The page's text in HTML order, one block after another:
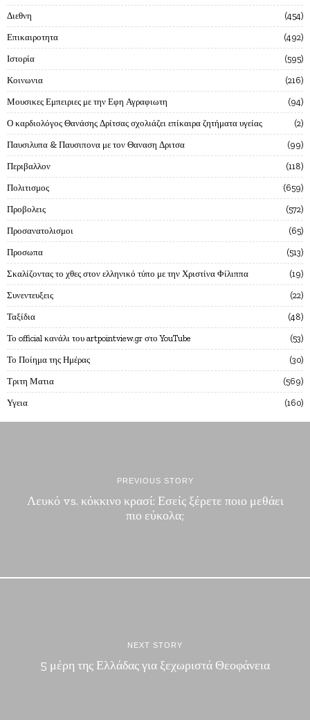
Διεθνη 454
Επικαιροτητα 492
Ιστορία 595
Κοινωνια 216
Μουσικες Εμπειριες με την Εφη Αγραφιωτη 94
Ο καρδιολόγος Θανάσης Δρίτσας σχολιάζει επίκαιρα ζητήματα υγείας 2
Παυσιλυπα & Παυσιπονα με τον Θαναση Δριτσα 99
Περιβαλλον 118
Πολιτισμος 659
Προβολεις 572
Προσανατολισμοι 65
Προσωπα 513
Σκαλίζοντας το χθες στον ελληνικό τύπο με την Χριστίνα Φίλιππα 19
Συνεντευξεις 22
Ταξίδια 48
Το official κανάλι του artpointview.gr στο YouTube 53
Το Ποίημα της Ημέρας 30
Τριτη Ματια 569
Υγεια 160
PREVIOUS STORY
Λευκό vs. κόκκινο κρασί: Εσείς ξέρετε ποιο μεθάει
πιο εύκολα;
NEXT STORY
5 μέρη της Ελλάδας για ξεχωριστά Θεοφάνεια